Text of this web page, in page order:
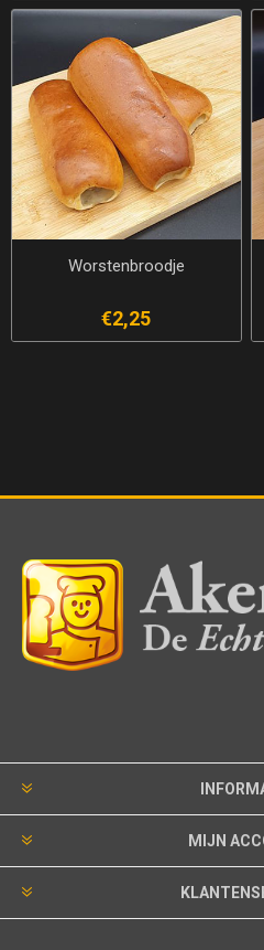
Worstenbroodje
€2,25
MIJN